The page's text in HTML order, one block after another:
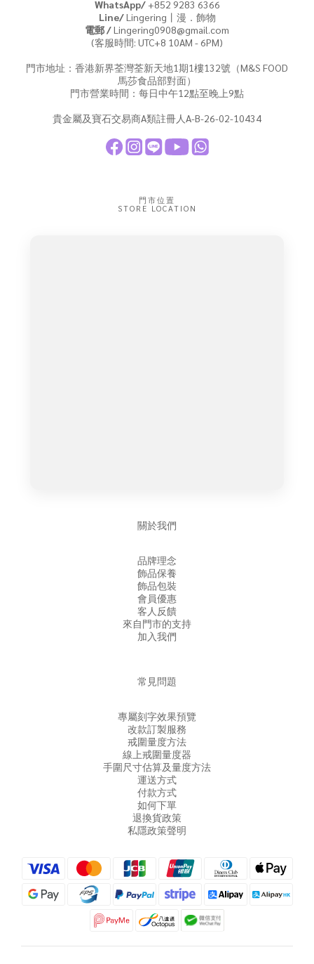
WhatsApp/+852 9283 6366
Line/Lingering丨漫．飾物
電郵 /Lingering0908@gmail.com
(客服時間: UTC+8 10AM - 6PM)
門市地址：香港新界荃灣荃新天地1期1樓132號（M&S FOOD
馬莎食品部對面）
門市營業時間：每日中午12點至晚上9點
貴金屬及寶石交易商A類註冊人A-B-26-02-10434
門市位置
STORE LOCATION
關於我們
品牌理念
飾品保養
飾品包裝
會員優惠
客人反饋
來自門市的支持
加入我們
常見問題
專屬刻字效果預覽
改款訂製服務
戒圍量度方法
線上戒圍量度器
手圍尺寸估算及量度方法
運送方式
付款方式
如何下單
退換貨政策
私隱政策聲明